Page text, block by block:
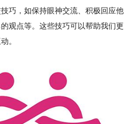
巧，如保持眼神交流、积极回应他
观点等。这些技巧可以帮助我们更
。